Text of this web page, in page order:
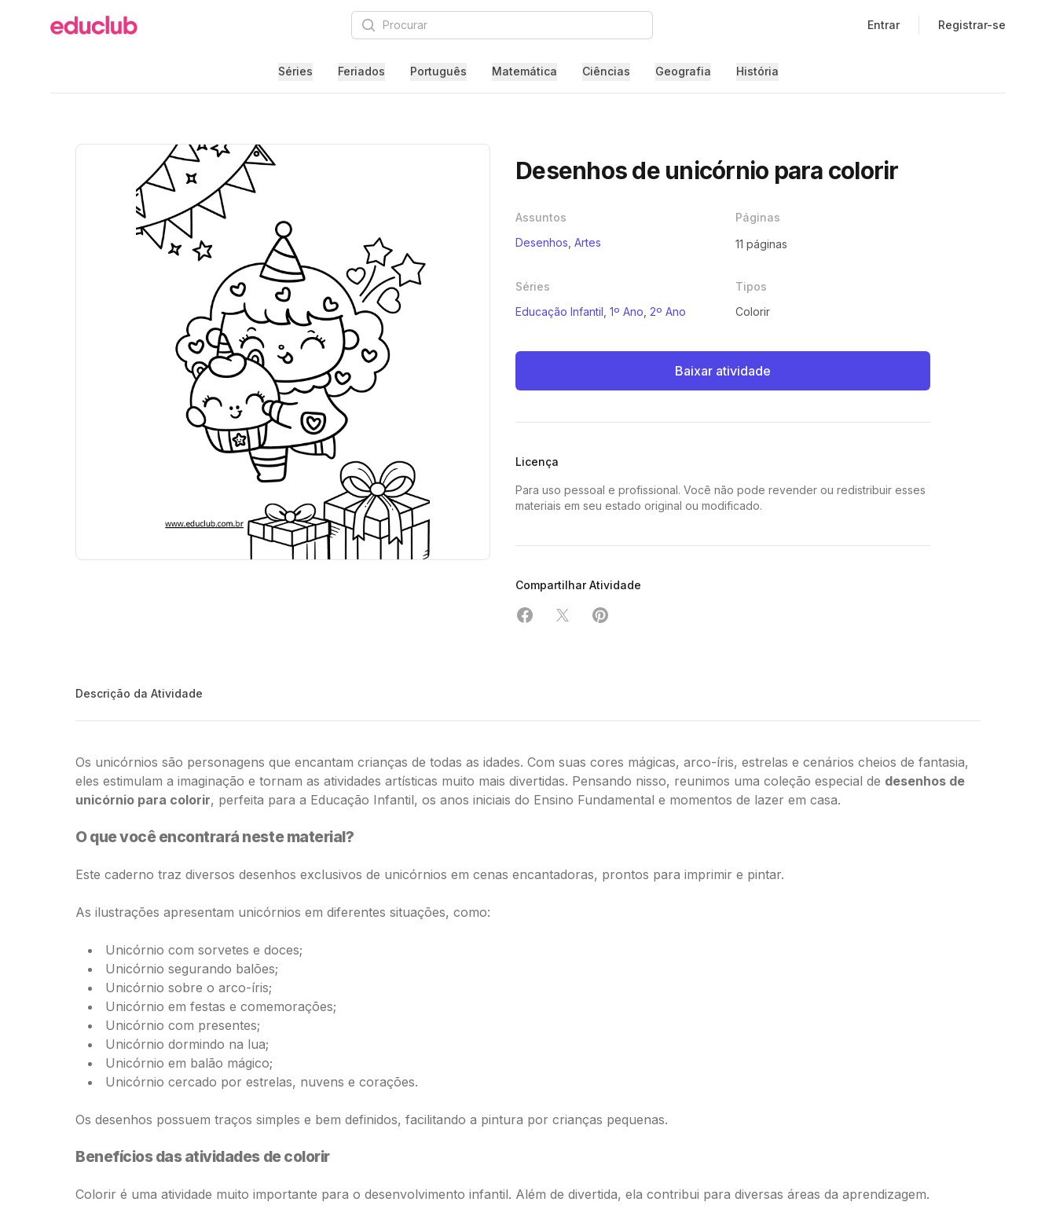
Educlub Procurar Entrar Registrar-se
Séries Feriados Português Matemática Ciências Geografia História
Desenhos de unicórnio para colorir
Assuntos
Desenhos Artes
Páginas
11 páginas
Séries
Educação Infantil 1º Ano 2º Ano
Tipos
Colorir
Baixar atividade
Licença
Para uso pessoal e profissional. Você não pode revender ou redistribuir esses
materiais em seu estado original ou modificado.
Compartilhar Atividade
Compartilhar em Facebook
Compartilhar em X
Compartilhar em Pinterest
Descrição da Atividade
Os unicórnios são personagens que encantam crianças de todas as idades. Com suas cores mágicas, arco-íris, estrelas e cenários cheios de fantasia,
eles estimulam a imaginação e tornam as atividades artísticas muito mais divertidas. Pensando nisso, reunimos uma coleção especial de desenhos de
unicórnio para colorir, perfeita para a Educação Infantil, os anos iniciais do Ensino Fundamental e momentos de lazer em casa.
O que você encontrará neste material?
Este caderno traz diversos desenhos exclusivos de unicórnios em cenas encantadoras, prontos para imprimir e pintar.
As ilustrações apresentam unicórnios em diferentes situações, como:
Unicórnio com sorvetes e doces;
Unicórnio segurando balões;
Unicórnio sobre o arco-íris;
Unicórnio em festas e comemorações;
Unicórnio com presentes;
Unicórnio dormindo na lua;
Unicórnio em balão mágico;
Unicórnio cercado por estrelas, nuvens e corações.
Os desenhos possuem traços simples e bem definidos, facilitando a pintura por crianças pequenas.
Benefícios das atividades de colorir
Colorir é uma atividade muito importante para o desenvolvimento infantil. Além de divertida, ela contribui para diversas áreas da aprendizagem.